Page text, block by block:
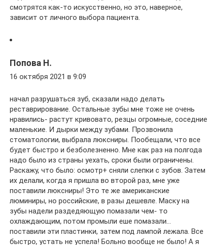
смотрятся как-то искусственно, но это, наверное,
зависит от личного выбора пациента.
Попова Н.
16 октября 2021 в 9:09
начал разрушаться зуб, сказали надо делать
реставрирование. Остальные зубы мне тоже не очень
нравились- растут кривовато, резцы огромные, соседние
маленькие. И дырки между зубами. Прозвонила
стоматологии, выбрала люксниры. Пообещали, что все
будет быстро и безболезненно. Мне как раз на полгода
надо было из страны уехать, сроки были ограничены.
Раскажу, что было: осмотр+ сняли слепки с зубов. Затем
их делали, когда я пришла во второй раз, мне уже
поставили люксниры! Это те же американские
люминиры, но российские, в разы дешевле. Маску на
зубы надели раздедяющую помазали чем- то
охлаждающим, потом промыли еше помазали…
поставили эти пластинки, затем под лампой лежала. Все
быстро, устать не успела! Больно вообще не было! А я